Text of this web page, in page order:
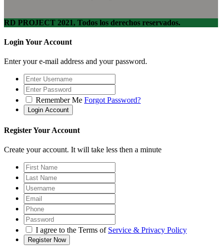
RD PROJECT 2021, Todos los derechos reservados.
Login Your Account
Enter your e-mail address and your password.
Remember Me Forgot Password?
Register Your Account
Create your account. It will take less then a minute
I agree to the Terms of Service & Privacy Policy